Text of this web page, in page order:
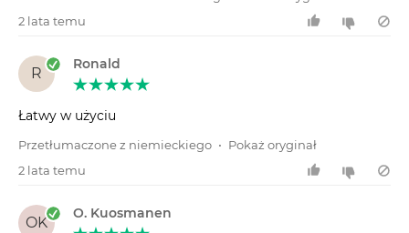
2 lata temu
R
Ronald
Łatwy w użyciu
Przetłumaczone z niemieckiego • Pokaż oryginał
2 lata temu
OK
O. Kuosmanen